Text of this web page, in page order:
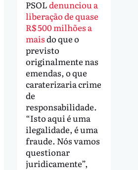
PSOLdenunciou a
liberação de quase
R$ 500 milhões a
maisdo que o
previsto
originalmente nas
emendas, o que
caraterizaria crime
de
responsabilidade.
“Isto aqui é uma
ilegalidade, é uma
fraude. Nós vamos
questionar
juridicamente”,